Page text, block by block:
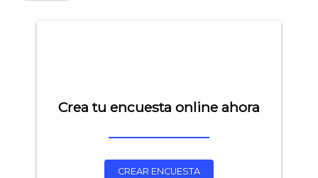
Crea tu encuesta online ahora
CREAR ENCUESTA